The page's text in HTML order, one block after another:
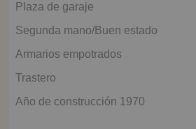
Plaza de garaje
Segunda mano/Buen estado
Armarios empotrados
Trastero
Año de construcción 1970